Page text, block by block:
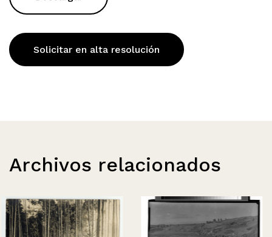
Solicitar en alta resolución
Archivos relacionados